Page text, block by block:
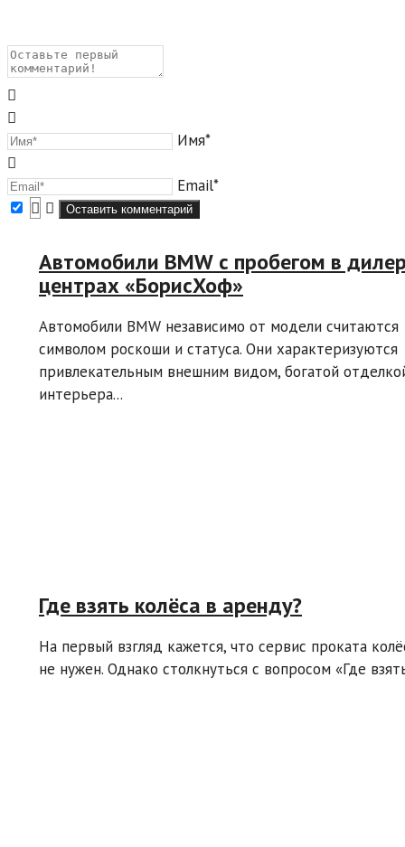
Имя*
Email*
Автомобили BMW с пробегом в
центрах «БорисХоф»
Автомобили BMW независимо от модели считаются
символом роскоши и статуса. Они характеризуются
привлекательным внешним видом, богатой
интерьера...
Где взять колёса в аренду?
На первый взгляд кажется, что сервис проката
не нужен. Однако столкнуться с вопросом «Где